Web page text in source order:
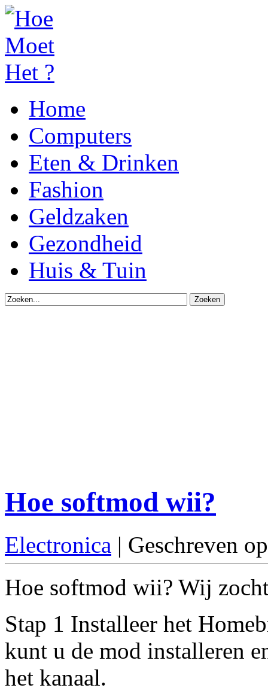
Home
Computers
Eten & Drinken
Fashion
Geldzaken
Gezondheid
Huis & Tuin
Hoe softmod wii?
Electronica | Geschreven
Hoe softmod wii? Wij
Stap 1 Installeer het
kunt u de mod installeren
het kanaal.